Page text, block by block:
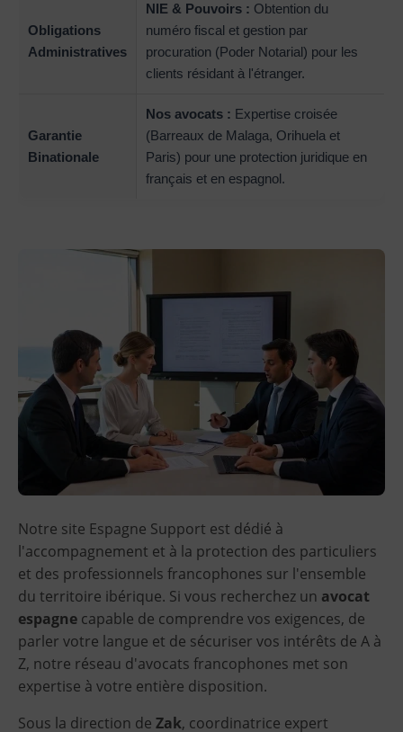
Obligations
Administratives
NIE & Pouvoirs : Obtention du
numéro fiscal et gestion par
procuration (Poder Notarial) pour les
clients résidant à l'étranger.
Garantie
Binationale
Nos avocats : Expertise croisée
(Barreaux de Malaga, Orihuela et
Paris) pour une protection juridique en
français et en espagnol.
Notre site Espagne Support est dédié à
l'accompagnement et à la protection des particuliers
et des professionnels francophones sur l'ensemble
du territoire ibérique. Si vous recherchez un avocat
espagne capable de comprendre vos exigences, de
parler votre langue et de sécuriser vos intérêts de A à
Z, notre réseau d'avocats francophones met son
expertise à votre entière disposition.
Sous la direction de Zak, coordinatrice expert